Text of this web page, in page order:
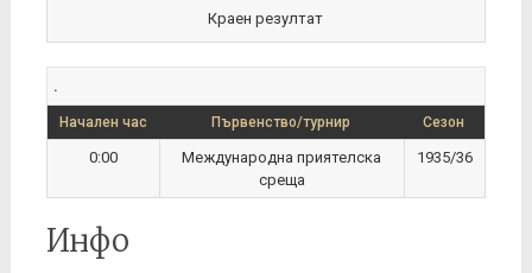
Краен резултат
.
Начален час Първенство/турнир Сезон
0:00
Международна приятелскa
среща
1935/36
Инфо